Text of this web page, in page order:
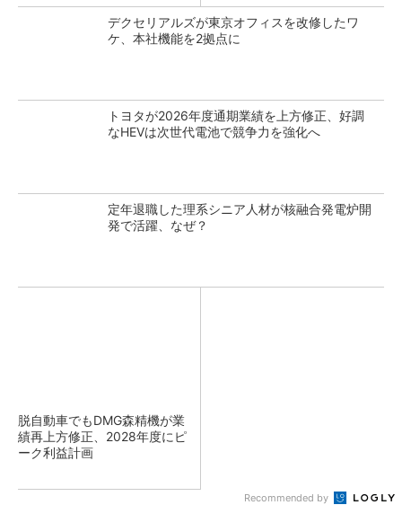
デクセリアルズが東京オフィスを改修したワ
ケ、本社機能を2拠点に
トヨタが2026年度通期業績を上方修正、好調
なHEVは次世代電池で競争力を強化へ
定年退職した理系シニア人材が核融合発電炉開
発で活躍、なぜ？
脱自動車でもDMG森精機が業
績再上方修正、2028年度にピ
ーク利益計画
Recommended by